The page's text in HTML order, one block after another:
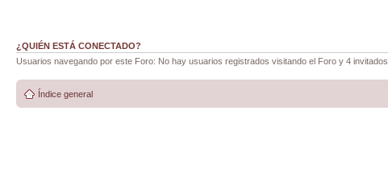
¿QUIÉN ESTÁ CONECTADO?
Usuarios navegando por este Foro: No hay usuarios registrados visitando el Foro y 4 invitados
Índice general